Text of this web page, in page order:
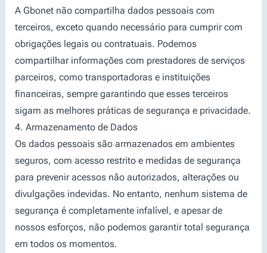
A Gbonet não compartilha dados pessoais com
terceiros, exceto quando necessário para cumprir com
obrigações legais ou contratuais. Podemos
compartilhar informações com prestadores de serviços
parceiros, como transportadoras e instituições
financeiras, sempre garantindo que esses terceiros
sigam as melhores práticas de segurança e privacidade.
4. Armazenamento de Dados
Os dados pessoais são armazenados em ambientes
seguros, com acesso restrito e medidas de segurança
para prevenir acessos não autorizados, alterações ou
divulgações indevidas. No entanto, nenhum sistema de
segurança é completamente infalível, e apesar de
nossos esforços, não podemos garantir total segurança
em todos os momentos.